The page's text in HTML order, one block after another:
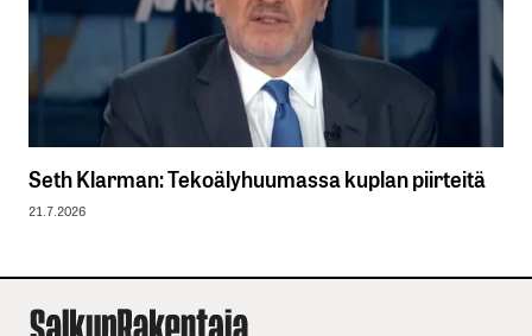
Seth Klarman: Tekoälyhuumassa kuplan piirteitä
21.7.2026